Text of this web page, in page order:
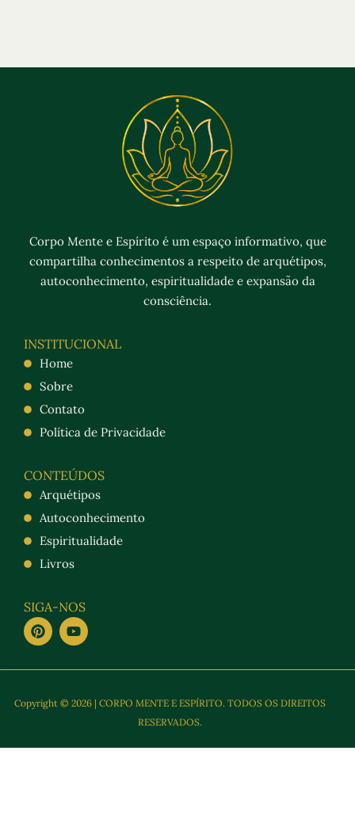
Corpo Mente e Espírito é um espaço informativo, que
compartilha conhecimentos a respeito de arquétipos,
autoconhecimento, espiritualidade e expansão da
consciência.
INSTITUCIONAL
Home
Sobre
Contato
Política de Privacidade
CONTEÚDOS
Arquétipos
Autoconhecimento
Espiritualidade
Livros
SIGA-NOS
Copyright © 2026 | CORPO MENTE E ESPÍRITO. TODOS OS DIREITOS
RESERVADOS.